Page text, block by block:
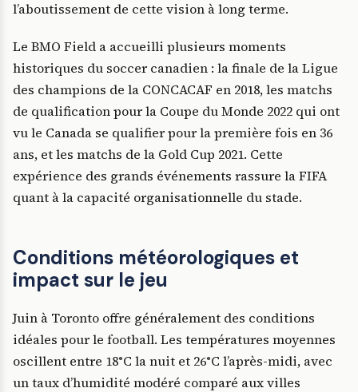
l’aboutissement de cette vision à long terme.
Le BMO Field a accueilli plusieurs moments
historiques du soccer canadien : la finale de la Ligue
des champions de la CONCACAF en 2018, les matchs
de qualification pour la Coupe du Monde 2022 qui ont
vu le Canada se qualifier pour la première fois en 36
ans, et les matchs de la Gold Cup 2021. Cette
expérience des grands événements rassure la FIFA
quant à la capacité organisationnelle du stade.
Conditions météorologiques et
impact sur le jeu
Juin à Toronto offre généralement des conditions
idéales pour le football. Les températures moyennes
oscillent entre 18°C la nuit et 26°C l’après-midi, avec
un taux d’humidité modéré comparé aux villes